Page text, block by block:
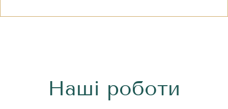
Наші роботи